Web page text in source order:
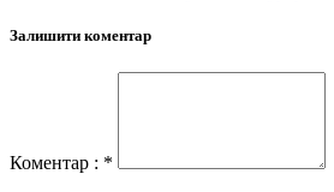
Залишити коментар
Коментар : *